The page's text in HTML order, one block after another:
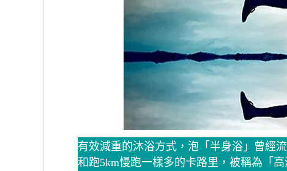
有效減重的沐浴方式，泡「半身浴」曾經
和跑5km慢跑一樣多的卡路里，被稱為「